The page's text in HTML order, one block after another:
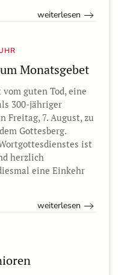
weiterlesen
Monatsgebet
guten Tod, eine
300-jähriger
7. August, zu
Gottesberg.
ist
herzlich
eine Einkehr
weiterlesen